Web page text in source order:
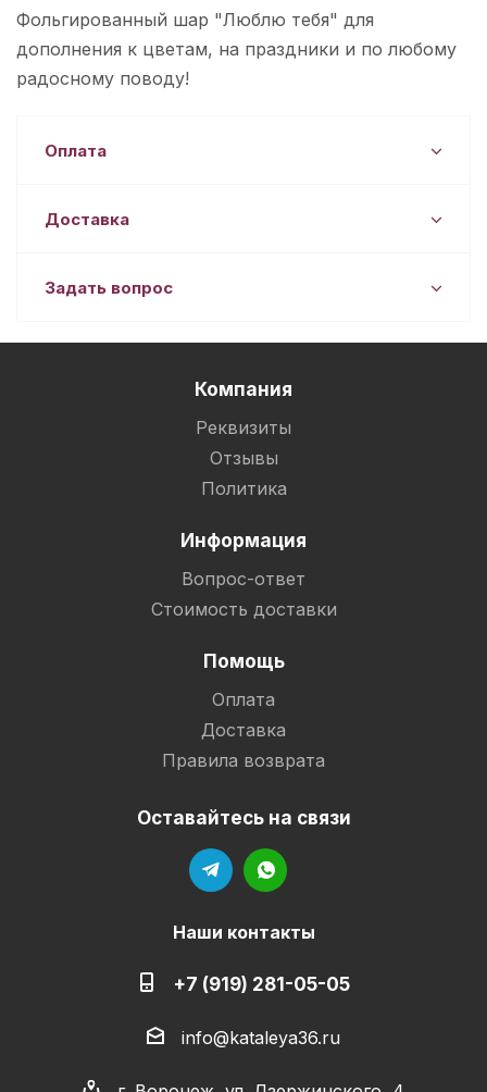
Фольгированный шар "Люблю тебя" для
дополнения к цветам, на праздники и по любому
радосному поводу!
Оплата
Доставка
Задать вопрос
Компания
Реквизиты
Отзывы
Политика
Информация
Вопрос-ответ
Стоимость доставки
Помощь
Оплата
Доставка
Правила возврата
Оставайтесь на связи
Наши контакты
+7 (919) 281-05-05
info@kataleya36.ru